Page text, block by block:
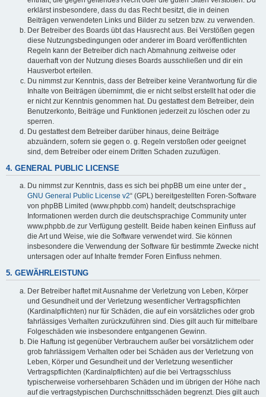
erklärst insbesondere, dass du das Recht besitzt, die in deinen
Beiträgen verwendeten Links und Bilder zu setzen bzw. zu verwenden.
Der Betreiber des Boards übt das Hausrecht aus. Bei Verstößen gegen
diese Nutzungsbedingungen oder anderer im Board veröffentlichten
Regeln kann der Betreiber dich nach Abmahnung zeitweise oder
dauerhaft von der Nutzung dieses Boards ausschließen und dir ein
Hausverbot erteilen.
Du nimmst zur Kenntnis, dass der Betreiber keine Verantwortung für die
Inhalte von Beiträgen übernimmt, die er nicht selbst erstellt hat oder die
er nicht zur Kenntnis genommen hat. Du gestattest dem Betreiber, dein
Benutzerkonto, Beiträge und Funktionen jederzeit zu löschen oder zu
sperren.
Du gestattest dem Betreiber darüber hinaus, deine Beiträge
abzuändern, sofern sie gegen o. g. Regeln verstoßen oder geeignet
sind, dem Betreiber oder einem Dritten Schaden zuzufügen.
4. GENERAL PUBLIC LICENSE
Du nimmst zur Kenntnis, dass es sich bei phpBB um eine unter der „
GNU General Public License v2“ (GPL) bereitgestellten Foren-Software
von phpBB Limited (www.phpbb.com) handelt; deutschsprachige
Informationen werden durch die deutschsprachige Community unter
www.phpbb.de zur Verfügung gestellt. Beide haben keinen Einfluss auf
die Art und Weise, wie die Software verwendet wird. Sie können
insbesondere die Verwendung der Software für bestimmte Zwecke nicht
untersagen oder auf Inhalte fremder Foren Einfluss nehmen.
5. GEWÄHRLEISTUNG
Der Betreiber haftet mit Ausnahme der Verletzung von Leben, Körper
und Gesundheit und der Verletzung wesentlicher Vertragspflichten
(Kardinalpflichten) nur für Schäden, die auf ein vorsätzliches oder grob
fahrlässiges Verhalten zurückzuführen sind. Dies gilt auch für mittelbare
Folgeschäden wie insbesondere entgangenen Gewinn.
Die Haftung ist gegenüber Verbrauchern außer bei vorsätzlichem oder
grob fahrlässigem Verhalten oder bei Schäden aus der Verletzung von
Leben, Körper und Gesundheit und der Verletzung wesentlicher
Vertragspflichten (Kardinalpflichten) auf die bei Vertragsschluss
typischerweise vorhersehbaren Schäden und im übrigen der Höhe nach
auf die vertragstypischen Durchschnittsschäden begrenzt. Dies gilt auch